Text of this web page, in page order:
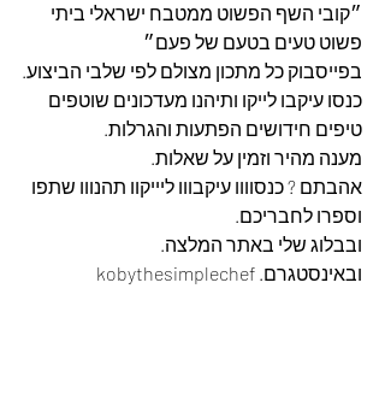
״קובי השף הפשוט ממטבח ישראלי ביתי
פשוט טעים בטעם של פעם״
בפייסבוק כל מתכון מצולם לפי שלבי הביצוע.
כנסו עיקבו לייקו ותיהנו מעדכונים שוטפים
טיפים חידושים הפתעות והגרלות.
מענה מהיר וזמין על שאלות.
אהבתם ? כנסוווו עיקבווו ליייקוו תהנווו שתפו
וספרו לחבריכם.
ובבלוג שלי באתר המלצה.
ובאינסטגרם. kobythesimplechef